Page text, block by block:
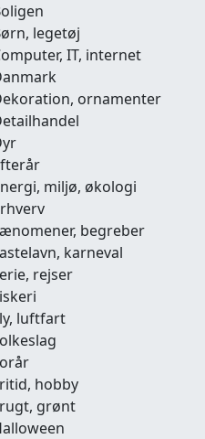
legetøj
IT, internet
ornamenter
miljø, økologi
begreber
karneval
rejser
luftfart
hobby
grønt